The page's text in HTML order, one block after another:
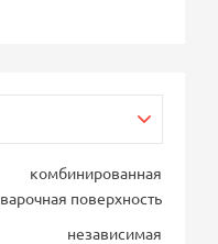
комбинированная
варочная поверхность
независимая